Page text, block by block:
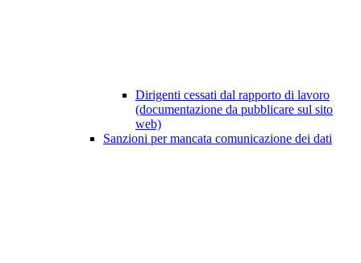
Dirigenti cessati dal rapporto di lavoro
(documentazione da pubblicare sul sito
web)
Sanzioni per mancata comunicazione dei dati